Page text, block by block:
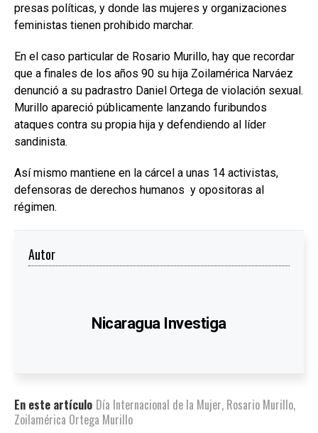
presas políticas, y donde las mujeres y organizaciones
feministas tienen prohibido marchar.
En el caso particular de Rosario Murillo, hay que recordar
que a finales de los años 90 su hija Zoilamérica Narváez
denunció a su padrastro Daniel Ortega de violación sexual.
Murillo apareció públicamente lanzando furibundos
ataques contra su propia hija y defendiendo al líder
sandinista.
Así mismo mantiene en la cárcel a unas 14 activistas,
defensoras de derechos humanos y opositoras al
régimen.
Autor
Nicaragua Investiga
En este artículo Día Internacional de la Mujer, Rosario Murillo,
Zoilamérica Ortega Murillo